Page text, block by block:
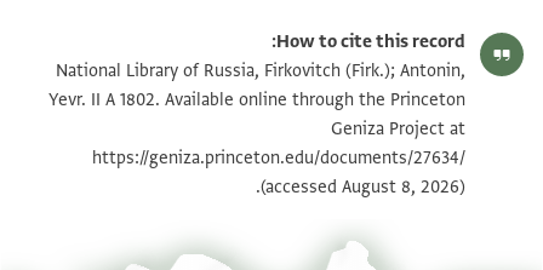
How to cite this record:
National Library of Russia, Firkovitch (Firk.); Antonin,
Yevr. II A 1802. Available online through the Princeton
Geniza Project at
https://geniza.princeton.edu/documents/27634/
(accessed August 8, 2026).